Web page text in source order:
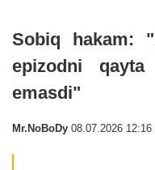
Sobiq hakam:
epizodni
emasdi"
Mr.NoBoDy 08.07.2026 12:16